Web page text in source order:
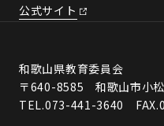
公式サイト
和歌山県教育委員会
〒640-8585 和歌山市小
TEL.073-441-3640